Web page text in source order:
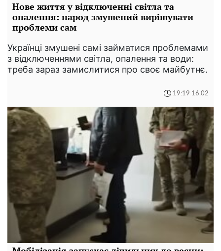
Нове життя у відключенні світла та
опалення: народ змушений вирішувати
проблеми сам
Українці змушені самі займатися проблемами
з відключеннями світла, опалення та води:
треба зараз замислитися про своє майбутнє.
19:19 16.02